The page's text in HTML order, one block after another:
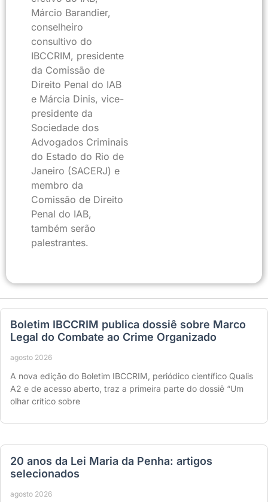
Márcio Barandier,
conselheiro
consultivo do
IBCCRIM, presidente
da Comissão de
Direito Penal do IAB
e Márcia Dinis, vice-
presidente da
Sociedade dos
Advogados Criminais
do Estado do Rio de
Janeiro (SACERJ) e
membro da
Comissão de Direito
Penal do IAB,
também serão
palestrantes.
Boletim IBCCRIM publica dossiê sobre Marco
Legal do Combate ao Crime Organizado
agosto 2026
A nova edição do Boletim IBCCRIM, periódico científico Qualis
A2 e de acesso aberto, traz a primeira parte do dossiê “Um
olhar crítico sobre
20 anos da Lei Maria da Penha: artigos
selecionados
agosto 2026